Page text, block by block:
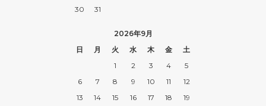
30
31
2026年9月
日
月 火 水 木 金
土
1
2 3 4
5
6
7 8 9 10 11
12
13
14 15 16 17 18
19